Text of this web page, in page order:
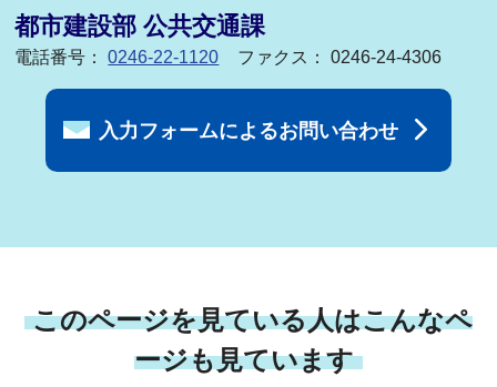
都市建設部 公共交通課
電話番号：0246-22-1120 ファクス： 0246-24-4306
入力フォームによるお問い合わせ
このページを見ている人はこんなペ
ージも見ています